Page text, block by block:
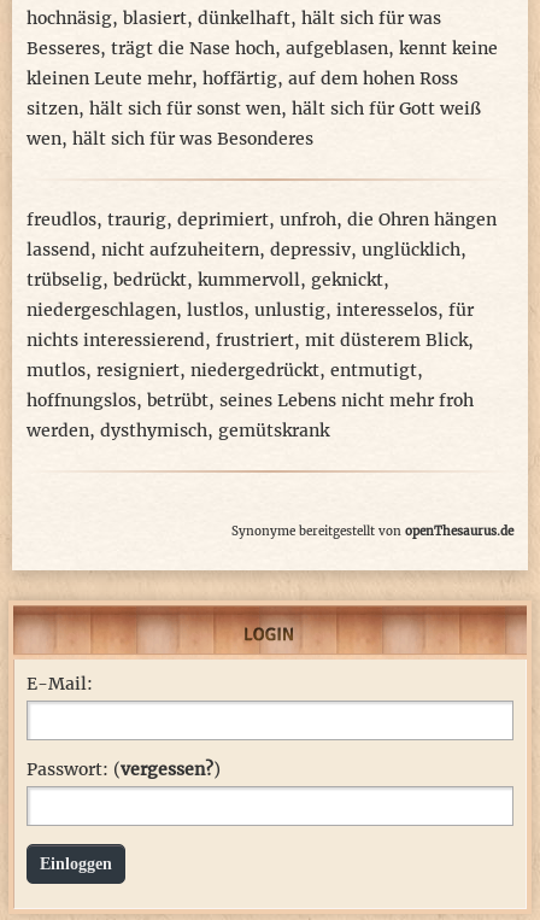
hochnäsig, blasiert, dünkelhaft, hält sich für was
Besseres, trägt die Nase hoch, aufgeblasen, kennt keine
kleinen Leute mehr, hoffärtig, auf dem hohen Ross
sitzen, hält sich für sonst wen, hält sich für Gott weiß
wen, hält sich für was Besonderes
freudlos, traurig, deprimiert, unfroh, die Ohren hängen
lassend, nicht aufzuheitern, depressiv, unglücklich,
trübselig, bedrückt, kummervoll, geknickt,
niedergeschlagen, lustlos, unlustig, interesselos, für
nichts interessierend, frustriert, mit düsterem Blick,
mutlos, resigniert, niedergedrückt, entmutigt,
hoffnungslos, betrübt, seines Lebens nicht mehr froh
werden, dysthymisch, gemütskrank
Synonyme bereitgestellt von openThesaurus.de
E-Mail:
Passwort: (vergessen?)
Einloggen